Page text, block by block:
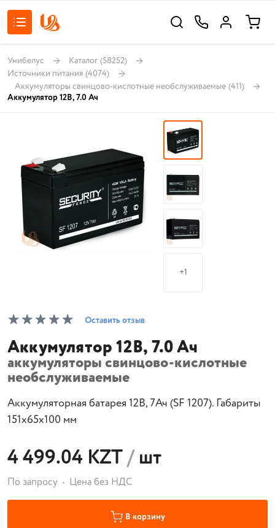
Унибелус Каталог (58252)
Источники питания (4074)
Аккумуляторы свинцово-кислотные необслуживаемые (411)
Аккумулятор 12В, 7.0 Ач
+1
Оставить отзыв
Аккумулятор 12В, 7.0 Ач
аккумуляторы свинцово-кислотные
необслуживаемые
Аккумуляторная батарея 12В, 7Ач (SF 1207). Габариты
151x65x100 мм
4 499.04 KZT/шт
По запросу Цена без НДС
В корзину